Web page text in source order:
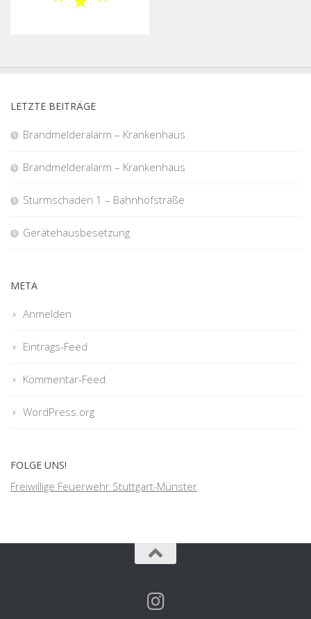
LETZTE BEITRÄGE
Brandmelderalarm – Krankenhaus
Brandmelderalarm – Krankenhaus
Sturmschaden 1 – Bahnhofstraße
Gerätehausbesetzung
META
Anmelden
Eintrags-Feed
Kommentar-Feed
WordPress.org
FOLGE UNS!
Freiwillige Feuerwehr Stuttgart-Münster